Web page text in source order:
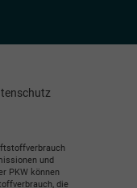
und
PKW können
die